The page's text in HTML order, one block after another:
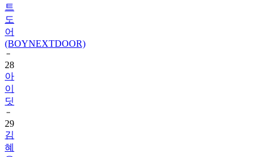
트
도
어
(BOYNEXTDOOR)
28
아
이
딧
29
김
혜